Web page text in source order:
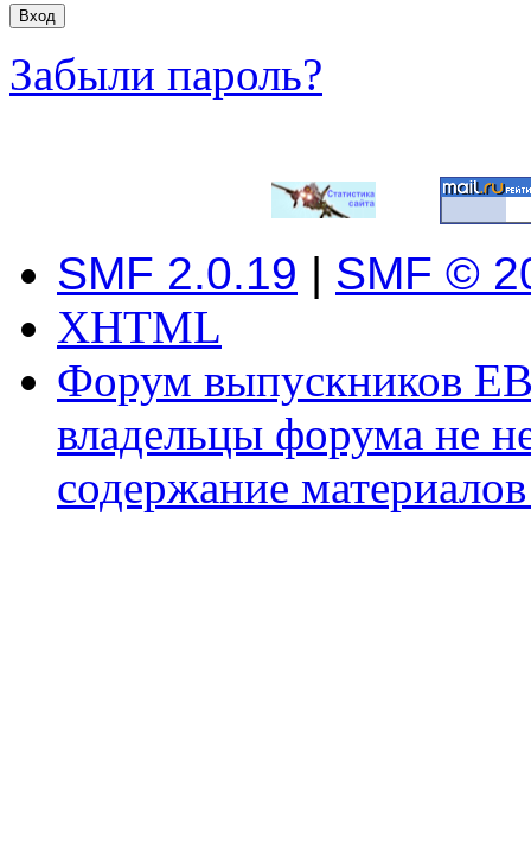
Забыли пароль?
SMF 2.0.19 | SMF ©
XHTML
Форум выпускников
владельцы форума не
содержание